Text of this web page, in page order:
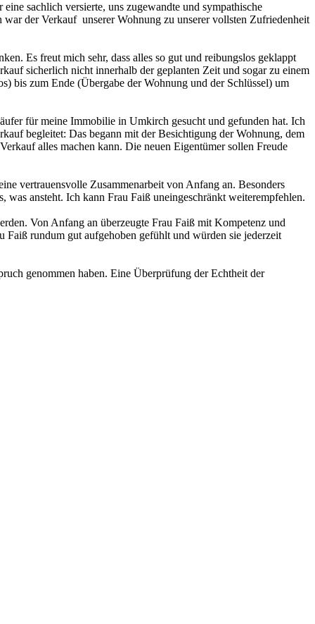
sachlich versierte, uns zugewandte und sympathische
der Verkauf unserer Wohnung zu unserer vollsten Zufriedenheit
Es freut mich sehr, dass alles so gut und reibungslos geklappt
sicherlich nicht innerhalb der geplanten Zeit und sogar zu einem
bis zum Ende (Übergabe der Wohnung und der Schlüssel) um
für meine Immobilie in Umkirch gesucht und gefunden hat. Ich
begleitet: Das begann mit der Besichtigung der Wohnung, dem
alles machen kann. Die neuen Eigentümer sollen Freude
vertrauensvolle Zusammenarbeit von Anfang an. Besonders
ansteht. Ich kann Frau Faiß uneingeschränkt weiterempfehlen.
Von Anfang an überzeugte Frau Faiß mit Kompetenz und
Faiß rundum gut aufgehoben gefühlt und würden sie jederzeit
genommen haben. Eine Überprüfung der Echtheit der